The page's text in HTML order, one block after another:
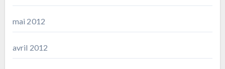
mai 2012
avril 2012